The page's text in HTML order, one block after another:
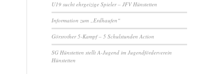
U19 sucht ehrgeizige Spieler – JFV Hünstetten
Information zum „Erdhaufen“
Görsrother 5-Kampf – 5 Schulstunden Action
SG Hünstetten stellt A-Jugend im Jugendförderverein
Hünstetten